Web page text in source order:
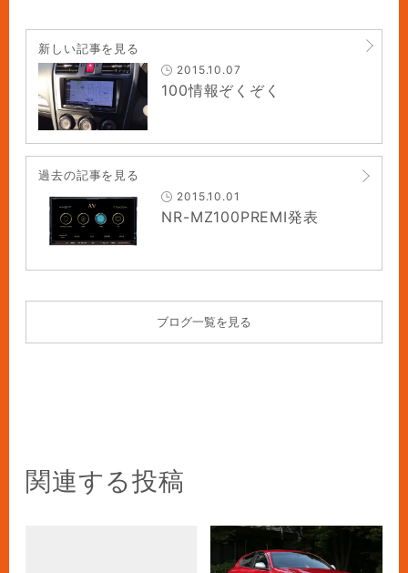
新しい記事を見る
2015.10.07
100情報ぞくぞく
過去の記事を見る
2015.10.01
NR-MZ100PREMI発表
ブログ一覧を見る
関連する投稿